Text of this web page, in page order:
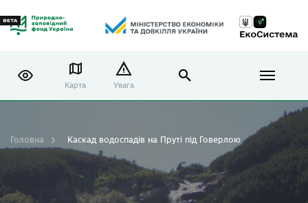
Карта Увага
Головна Каскад водоспадів на Пруті під Говерлою